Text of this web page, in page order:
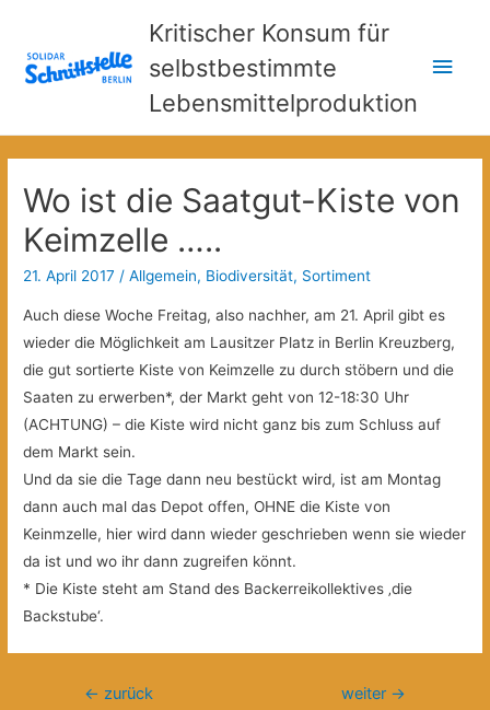
Kritischer Konsum für
selbstbestimmte
Lebensmittelproduktion
Wo ist die Saatgut-Kiste von
Keimzelle …..
21. April 2017 /Allgemein, Biodiversität, Sortiment
Auch diese Woche Freitag, also nachher, am 21. April gibt es
wieder die Möglichkeit am Lausitzer Platz in Berlin Kreuzberg,
die gut sortierte Kiste von Keimzelle zu durch stöbern und die
Saaten zu erwerben*, der Markt geht von 12-18:30 Uhr
(ACHTUNG) – die Kiste wird nicht ganz bis zum Schluss auf
dem Markt sein.
Und da sie die Tage dann neu bestückt wird, ist am Montag
dann auch mal das Depot offen, OHNE die Kiste von
Keinmzelle, hier wird dann wieder geschrieben wenn sie wieder
da ist und wo ihr dann zugreifen könnt.
* Die Kiste steht am Stand des Backerreikollektives ‚die
Backstube‘.
Beitragsnavigation
← zurück weiter →